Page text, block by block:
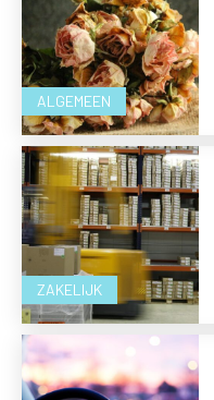
ALGEMEEN
ZAKELIJK